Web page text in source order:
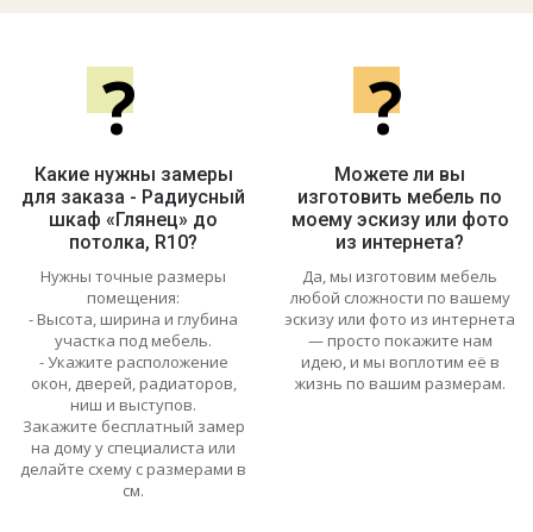
?
Какие нужны замеры
для заказа - Радиусный
шкаф «Глянец» до
потолка, R10?
Нужны точные размеры
помещения:
- Высота, ширина и глубина
участка под мебель.
- Укажите расположение
окон, дверей, радиаторов,
ниш и выступов.
Закажите бесплатный замер
на дому у специалиста или
делайте схему с размерами в
см.
?
Можете ли вы
изготовить мебель по
моему эскизу или фото
из интернета?
Да, мы изготовим мебель
любой сложности по вашему
эскизу или фото из интернета
— просто покажите нам
идею, и мы воплотим её в
жизнь по вашим размерам.